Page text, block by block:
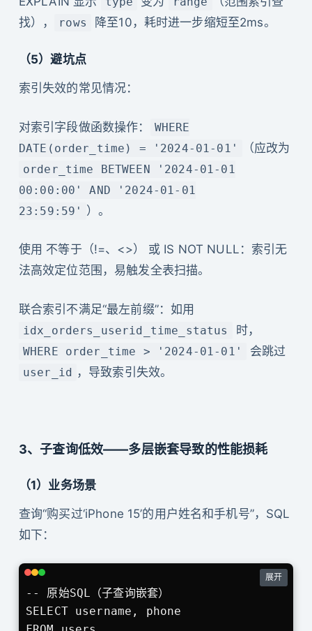
找），
rows 降至10，耗时进一步缩短至2ms。
（5）避坑点
索引失效的常见情况：
对索引字段做函数操作：
WHERE
DATE(order_time) = '2024-01-01'
（应改为
order_time BETWEEN '2024-01-01
00:00:00' AND '2024-01-01
23:59:59' ）。
使用 不等于（!=、<>） 或 IS NOT NULL：索引无
法高效定位范围，易触发全表扫描。
联合索引不满足“最左前缀”：如用
idx_orders_userid_time_status 时，
WHERE order_time > '2024-01-01' 会跳过
user_id ，导致索引失效。
3、子查询低效——多层嵌套导致的性能损耗
（1）业务场景
查询“购买过‘iPhone 15’的用户姓名和手机号”，SQL
如下：
展开
-- 原始SQL（子查询嵌套）
SELECT username, phone